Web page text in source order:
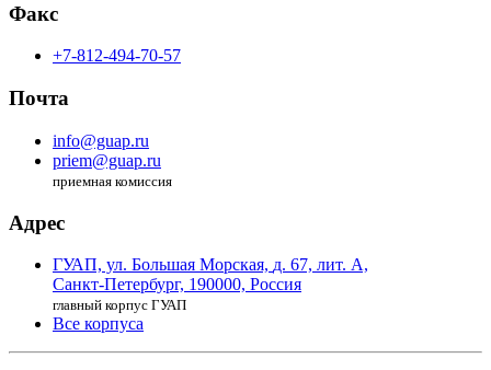
Факс
+7-812-494-70-57
Почта
info@guap.ru
priem@guap.ru
приемная комиссия
Адрес
ГУАП, ул. Большая Морская, д. 67, лит. А,
Санкт-Петербург, 190000, Россия
главный корпус ГУАП
Все корпуса